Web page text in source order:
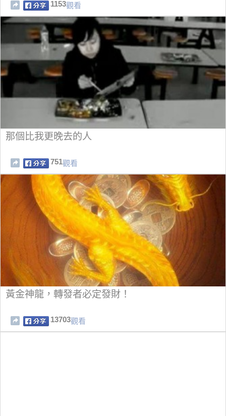
1153觀看
那個比我更晚去的人
751觀看
黃金神龍，轉發者必定發財！
13703觀看